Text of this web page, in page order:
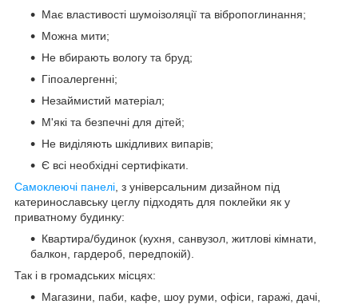
Має властивості шумоізоляції та вібропоглинання;
Можна мити;
Не вбирають вологу та бруд;
Гіпоалергенні;
Незаймистий матеріал;
М'які та безпечні для дітей;
Не виділяють шкідливих випарів;
Є всі необхідні сертифікати.
Самоклеючі панелі , з універсальним дизайном під
катеринославську цеглу підходять для поклейки як у
приватному будинку:
Квартира/будинок (кухня, санвузол, житлові кімнати,
балкон, гардероб, передпокій).
Так і в громадських місцях:
Магазини, паби, кафе, шоу руми, офіси, гаражі, дачі,